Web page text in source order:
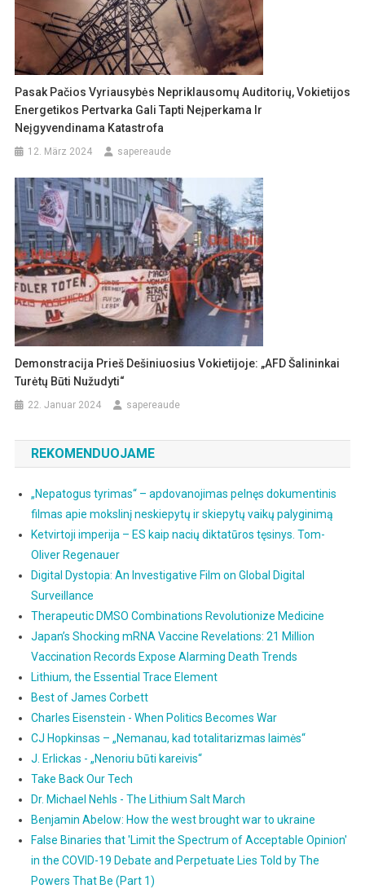
Pasak Pačios Vyriausybės Nepriklausomų Auditorių, Vokietijos
Energetikos Pertvarka Gali Tapti Neįperkama Ir
Neįgyvendinama Katastrofa
12. März 2024 sapereaude
Demonstracija Prieš Dešiniuosius Vokietijoje: „AFD Šalininkai
Turėtų Būti Nužudyti“
22. Januar 2024 sapereaude
REKOMENDUOJAME
„Nepatogus tyrimas“ – apdovanojimas pelnęs dokumentinis
filmas apie mokslinį neskiepytų ir skiepytų vaikų palyginimą
Ketvirtoji imperija – ES kaip nacių diktatūros tęsinys. Tom-
Oliver Regenauer
Digital Dystopia: An Investigative Film on Global Digital
Surveillance
Therapeutic DMSO Combinations Revolutionize Medicine
Japan’s Shocking mRNA Vaccine Revelations: 21 Million
Vaccination Records Expose Alarming Death Trends
Lithium, the Essential Trace Element
Best of James Corbett
Charles Eisenstein - When Politics Becomes War
CJ Hopkinsas – „Nemanau, kad totalitarizmas laimės“
J. Erlickas - „Nenoriu būti kareivis“
Take Back Our Tech
Dr. Michael Nehls - The Lithium Salt March
Benjamin Abelow: How the west brought war to ukraine
False Binaries that 'Limit the Spectrum of Acceptable Opinion'
in the COVID-19 Debate and Perpetuate Lies Told by The
Powers That Be (Part 1)